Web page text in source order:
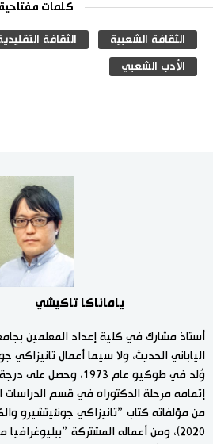
كلمات مفتاحية
الثقافة الشعبية الثقافة
الأدب الشعبي
ياماناكا تاكيشي
أستاذ مشارك في كلية إعداد المعلمين
الياباني الحديث، ولا سيما أعمال تانيزاكي
وُلد في طوكيو عام 1973،
إتمامه مرحلة الدكتوراه في قسم الدراسات
من مؤلفاته كتاب ”تانيزاكي جونئيتشيرو
2020)، ومن أعماله المشتركة